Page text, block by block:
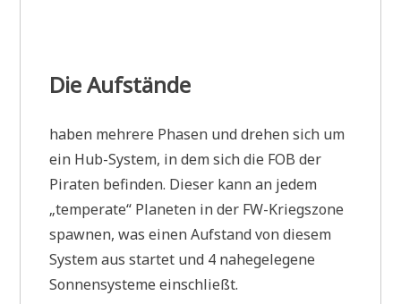
Die Aufstände
haben mehrere Phasen und drehen sich um
ein Hub-System, in dem sich die FOB der
Piraten befinden. Dieser kann an jedem
„temperate“ Planeten in der FW-Kriegszone
spawnen, was einen Aufstand von diesem
System aus startet und 4 nahegelegene
Sonnensysteme einschließt.